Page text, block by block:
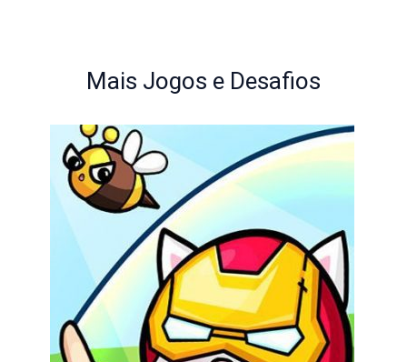
Mais Jogos e Desafios